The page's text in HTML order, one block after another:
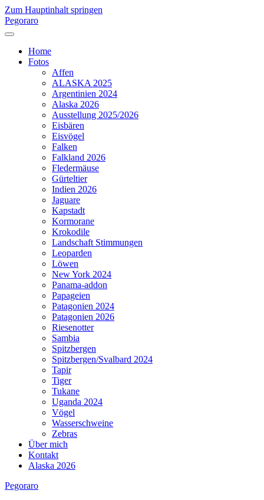
Zum Hauptinhalt springen
Pegoraro
Home
Fotos
Affen
ALASKA 2025
Argentinien 2024
Alaska 2026
Ausstellung 2025/2026
Eisbären
Eisvögel
Falken
Falkland 2026
Fledermäuse
Gürteltier
Indien 2026
Jaguare
Kapstadt
Kormorane
Krokodile
Landschaft Stimmungen
Leoparden
Löwen
New York 2024
Panama-addon
Papageien
Patagonien 2024
Patagonien 2026
Riesenotter
Sambia
Spitzbergen
Spitzbergen/Svalbard 2024
Tapir
Tiger
Tukane
Uganda 2024
Vögel
Wasserschweine
Zebras
Über mich
Kontakt
Alaska 2026
Pegoraro